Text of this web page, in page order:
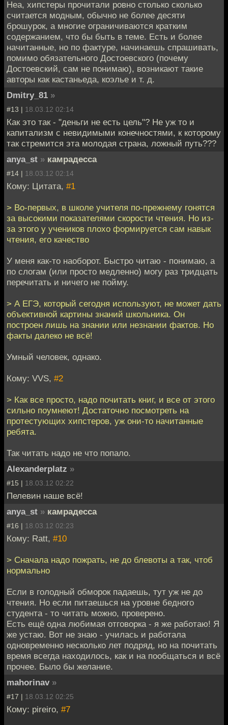
Неа, хипстеры прочитали ровно столько сколько
считается модным, обычно не более десяти
брошурок, а многие ограничиваются кратким
содержанием, что бы быть в теме. Есть и более
начитанные, но по фактуре, начинаешь спрашивать,
помимо обязательного Достоевского (почему
Достоевский, сам не понимаю), возникают такие
авторы как кастаньеда, коэлье и т. д.
Dmitry_81 »
#13 | 18.03.12 02:14
Как это так - "деньги не есть цель"? Не уж то и
капитализм с невидимыми конечностями, к которому
так стремится эта молодая страна, ложный путь???
anya_st » камрадесса
#14 | 18.03.12 02:14
Кому: Цитата, #1
> Во-первых, в школе учителя по-прежнему гонятся
за высокими показателями скорости чтения. Но из-
за этого у учеников плохо формируется сам навык
чтения, его качество
У меня как-то наоборот. Быстро читаю - понимаю, а
по слогам (или просто медленно) могу раз тридцать
перечитать и ничего не пойму.
> А ЕГЭ, который сегодня используют, не может дать
объективной картины знаний школьника. Он
построен лишь на знании или незнании фактов. Но
факты далеко не всё!
Умный человек, однако.
Кому: VVS, #2
> Как все просто, надо почитать книг, и все от этого
сильно поумнеют! Достаточно посмотреть на
протестующих хипстеров, уж они-то начитанные
ребята.
Так читать надо не что попало.
Alexanderplatz »
#15 | 18.03.12 02:22
Пелевин наше всё!
anya_st » камрадесса
#16 | 18.03.12 02:23
Кому: Ratt, #10
> Сначала надо пожрать, не до блевоты а так, чтоб
нормально
Если в голодный обморок падаешь, тут уж не до
чтения. Но если питаешься на уровне бедного
студента - то читать можно, проверено.
Есть ещё одна любимая отговорка - я же работаю! Я
же устаю. Вот не знаю - училась и работала
одновременно несколько лет подряд, но на почитать
время всегда находилось, как и на пообщаться и всё
прочее. Было бы желание.
mahorinav »
#17 | 18.03.12 02:25
Кому: pireiro, #7